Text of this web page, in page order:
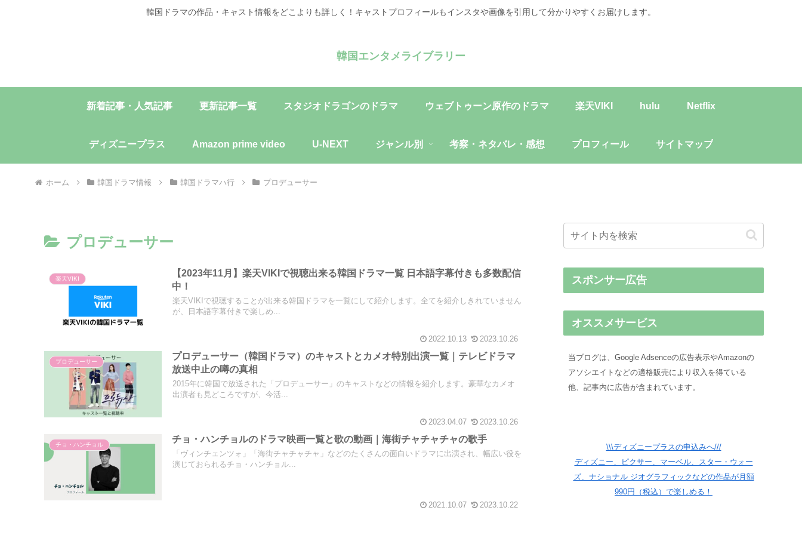
韓国ドラマの作品・キャスト情報をどこよりも詳しく！キャストプロフィールもインスタや画像を引用して分かりやすくお届けします。
韓国エンタメライブラリー
新着記事・人気記事 更新記事一覧 スタジオドラゴンのドラマ ウェブトゥーン原作のドラマ 楽天VIKI hulu Netflix
ディズニープラス Amazon prime video U-NEXT ジャンル別 考察・ネタバレ・感想 プロフィール サイトマップ
ホーム 韓国ドラマ情報 韓国ドラマハ行 プロデューサー
プロデューサー
楽天VIKI
【2023年11月】楽天VIKIで視聴出来る韓国ドラマ一覧 日本語字幕付きも多数配信
中！
楽天VIKIで視聴することが出来る韓国ドラマを一覧にして紹介します。全てを紹介しきれていません
が、日本語字幕付きで楽しめ...
2022.10.13 2023.10.26
プロデューサー
プロデューサー（韓国ドラマ）のキャストとカメオ特別出演一覧｜テレビドラマ
放送中止の噂の真相
2015年に韓国で放送された「プロデューサー」のキャストなどの情報を紹介します。豪華なカメオ
出演者も見どころですが、今活...
2023.04.07 2023.10.26
チョ・ハンチョル
チョ・ハンチョルのドラマ映画一覧と歌の動画｜海街チャチャチャの歌手
「ヴィンチェンツォ」「海街チャチャチャ」などのたくさんの面白いドラマに出演され、幅広い役を
演じておられるチョ・ハンチョル...
2021.10.07 2023.10.22
スポンサー広告
オススメサービス
当ブログは、Google Adsenceの広告表示やAmazonの
アソシエイトなどの適格販売により収入を得ている
他、記事内に広告が含まれています。
\\\ディズニープラスの申込みへ///
ディズニー、ピクサー、マーベル、スター・ウォー
ズ、ナショナル ジオグラフィックなどの作品が月額
990円（税込）で楽しめる！